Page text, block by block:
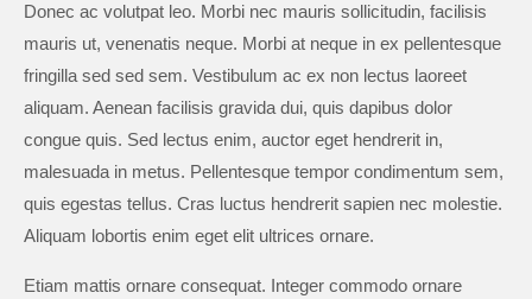
Donec ac volutpat leo. Morbi nec mauris sollicitudin, facilisis
mauris ut, venenatis neque. Morbi at neque in ex pellentesque
fringilla sed sed sem. Vestibulum ac ex non lectus laoreet
aliquam. Aenean facilisis gravida dui, quis dapibus dolor
congue quis. Sed lectus enim, auctor eget hendrerit in,
malesuada in metus. Pellentesque tempor condimentum sem,
quis egestas tellus. Cras luctus hendrerit sapien nec molestie.
Aliquam lobortis enim eget elit ultrices ornare.
Etiam mattis ornare consequat. Integer commodo ornare